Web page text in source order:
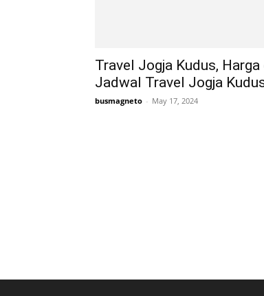
Travel Jogja Kudus, Harga
Jadwal Travel Jogja
busmagneto - May 17, 2024